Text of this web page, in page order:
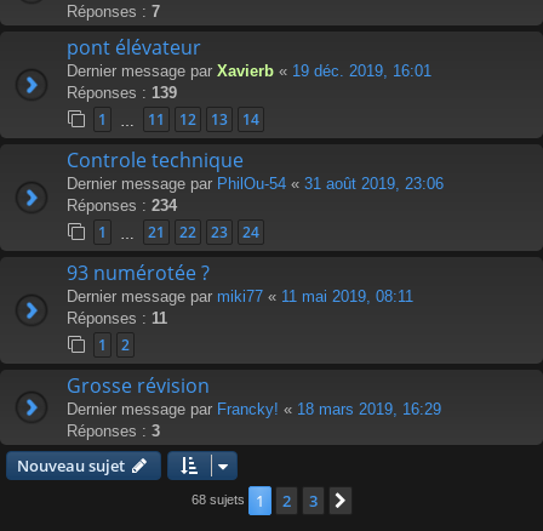
Réponses : 7
pont élévateur
Dernier message par Xavierb « 19 déc. 2019, 16:01
Réponses : 139
1 11 12 13 14
Controle technique
Dernier message par PhilOu-54 « 31 août 2019, 23:06
Réponses : 234
1 21 22 23 24
93 numérotée ?
Dernier message par miki77 « 11 mai 2019, 08:11
Réponses : 11
1 2
Grosse révision
Dernier message par Francky! « 18 mars 2019, 16:29
Réponses : 3
Nouveau sujet
68 sujets 1 2 3